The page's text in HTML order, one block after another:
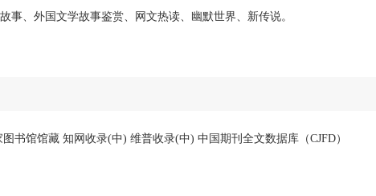
事、外国文学故事鉴赏、网文热读、幽默世界、新传说。
书馆馆藏 知网收录(中) 维普收录(中) 中国期刊全文数据库（CJFD）